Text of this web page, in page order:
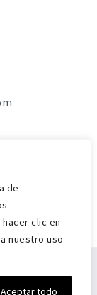
de
clic en
nuestro uso
Aceptar todo
El
y cookies